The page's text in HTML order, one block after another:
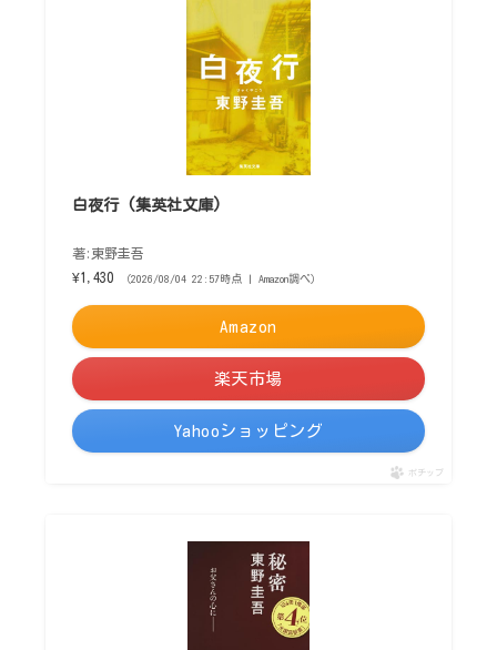
白夜行 (集英社文庫)
著:東野圭吾
¥1,430
（2026/08/04 22:57時点 | Amazon調べ）
Amazon
楽天市場
Yahooショッピング
ポチップ